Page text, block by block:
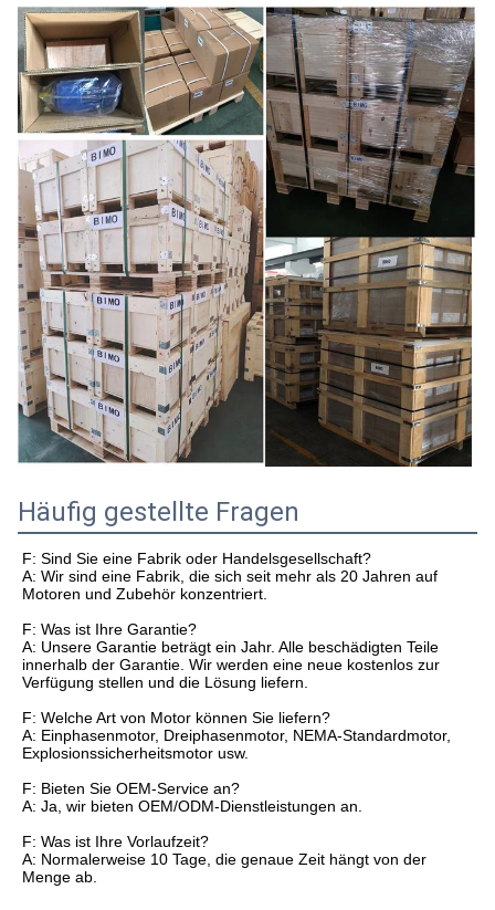
Häufig gestellte Fragen
F: Sind Sie eine Fabrik oder Handelsgesellschaft?
A: Wir sind eine Fabrik, die sich seit mehr als 20 Jahren auf
Motoren und Zubehör konzentriert.
F: Was ist Ihre Garantie?
A: Unsere Garantie beträgt ein Jahr. Alle beschädigten Teile
innerhalb der Garantie. Wir werden eine neue kostenlos zur
Verfügung stellen und die Lösung liefern.
F: Welche Art von Motor können Sie liefern?
A: Einphasenmotor, Dreiphasenmotor, NEMA-Standardmotor,
Explosionssicherheitsmotor usw.
F: Bieten Sie OEM-Service an?
A: Ja, wir bieten OEM/ODM-Dienstleistungen an.
F: Was ist Ihre Vorlaufzeit?
A: Normalerweise 10 Tage, die genaue Zeit hängt von der
Menge ab.